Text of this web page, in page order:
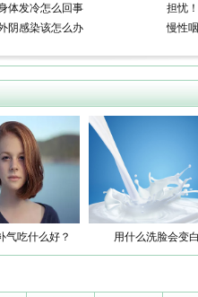
体发冷怎么回事
担忧
阴感染该怎么办
慢性
气吃什么好？ 用什么洗脸会变白